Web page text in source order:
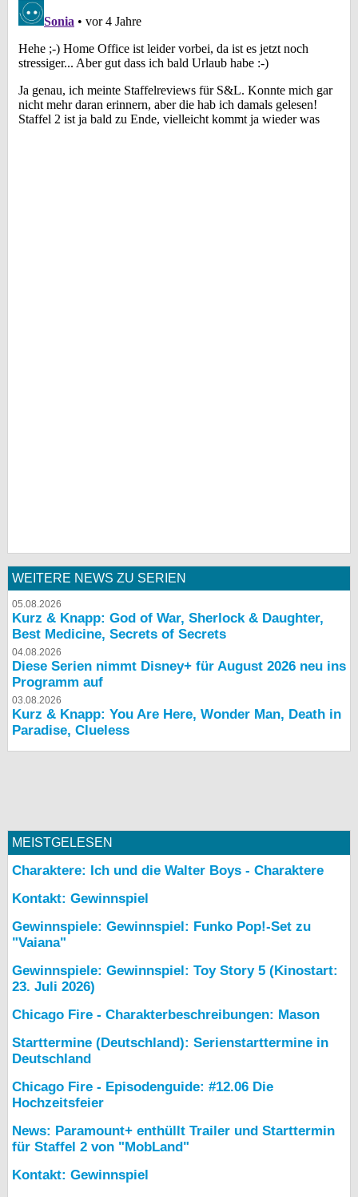
WEITERE NEWS ZU SERIEN
05.08.2026
Kurz & Knapp: God of War, Sherlock & Daughter,
Best Medicine, Secrets of Secrets
04.08.2026
Diese Serien nimmt Disney+ für August 2026 neu ins
Programm auf
03.08.2026
Kurz & Knapp: You Are Here, Wonder Man, Death in
Paradise, Clueless
MEISTGELESEN
Charaktere: Ich und die Walter Boys - Charaktere
Kontakt: Gewinnspiel
Gewinnspiele: Gewinnspiel: Funko Pop!-Set zu
"Vaiana"
Gewinnspiele: Gewinnspiel: Toy Story 5 (Kinostart:
23. Juli 2026)
Chicago Fire - Charakterbeschreibungen: Mason
Starttermine (Deutschland): Serienstarttermine in
Deutschland
Chicago Fire - Episodenguide: #12.06 Die
Hochzeitsfeier
News: Paramount+ enthüllt Trailer und Starttermin
für Staffel 2 von "MobLand"
Kontakt: Gewinnspiel